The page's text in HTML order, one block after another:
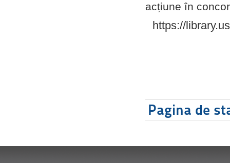
acțiune în
https://
Pagina de